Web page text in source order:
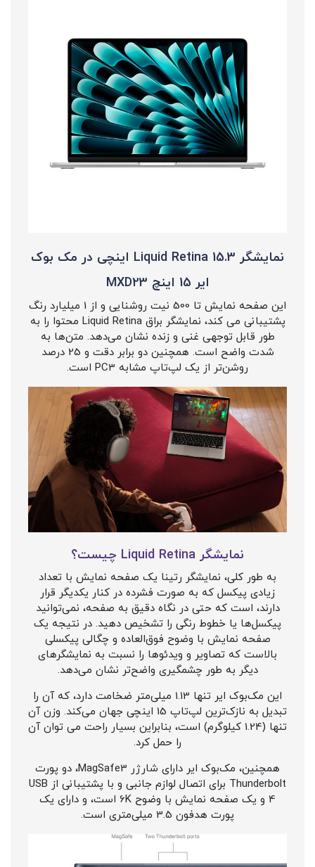
نمایشگر Liquid Retina 15.3 اینچی در مک بوک
ایر 15 اینچ MXD23
این صفحه نمایش تا 500 نیت روشنایی و از 1 میلیارد رنگ
پشتیبانی می کند، نمایشگر براق Liquid Retina محتوا را به
طور قابل توجهی غنی و زنده نشان می‌دهد. متن‌ها به
شدت واضح است. همچنین دو برابر دقت و 25 درصد
روشن‌تر از یک لپ‌تاپ مشابه PC3 است.
نمایشگر Liquid Retina چیست؟
به طور کلی، نمایشگر رتینا یک صفحه نمایش با تعداد
زیادی پیکسل که به صورت فشرده در کنار یکدیگر قرار
دارند، است که حتی در نگاه دقیق به صفحه، نمی‌توانید
پیکسل‌ها یا خطوط رنگی را تشخیص دهید. در نتیجه یک
صفحه نمایش با وضوح فوق‌العاده و چگالی پیکسلی
بالاست که تصاویر و ویدئوها را نسبت به نمایشگرهای
دیگر به طور چشمگیری واضح‌تر نشان می‌دهد.
این مک‌بوک ایر تنها 1.13 میلی‌متر ضخامت دارد، که آن را
تبدیل به نازک‌ترین لپ‌تاپ 15 اینچی جهان می‌کند. وزن آن
تنها (1.24 کیلوگرم) است، بنابراین بسیار راحت می توان آن
را حمل کرد.
همچنین، مک‌بوک ایر دارای شارژر MagSafe3، دو پورت
Thunderbolt برای اتصال لوازم جانبی و با پشتیبانی از USB
4 و یک صفحه نمایش با وضوح 6K است، و دارای یک
پورت هدفون 3.5 میلی‌متری است.